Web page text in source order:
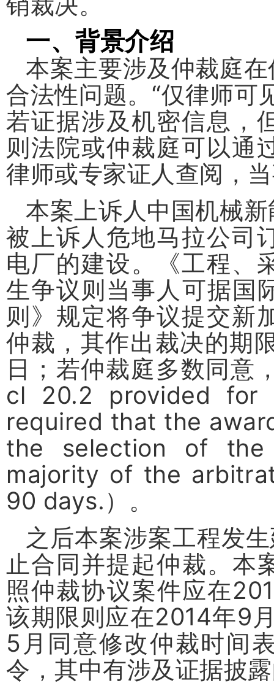
一、背景介绍
本案主要涉及仲裁庭
合法性问题。 “仅律师可
若证据涉及机密信息，
则法院或仲裁庭可以通
律师或专家证人查阅，
本案上诉人中国机械
被上诉人危地马拉公司
电厂的建设。《工程、
生争议则当事人可据国
则》规定将争议提交新
仲裁，其作出裁决的期
日；若仲裁庭多数同意
cl 20.2 provided for
required that the
the selection of
majority of the
90 days.）。
之后本案涉案工程发
止合同并提起仲裁。本
照仲裁协议案件应在
该期限则应在2014年9
5 月同意修改仲裁时间
令，其中有涉及证据披